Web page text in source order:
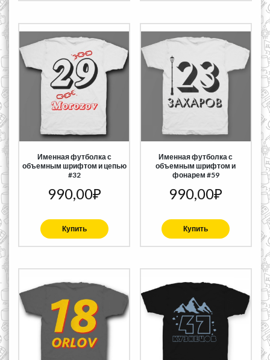
Именная футболка с
объемным шрифтом и цепью
#32
990,00₽
Купить
Именная футболка с
объемным шрифтом и
фонарем #59
990,00₽
Купить